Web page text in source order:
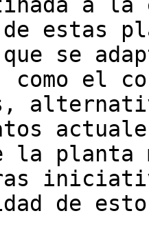
estas
se
como el
la planta
de